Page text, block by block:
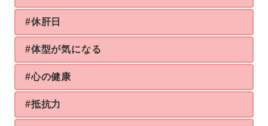
#休肝日
#体型が気になる
#心の健康
#抵抗力